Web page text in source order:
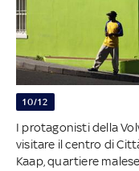
10/12
I protagonisti della
visitare il centro di
Kaap, quartiere